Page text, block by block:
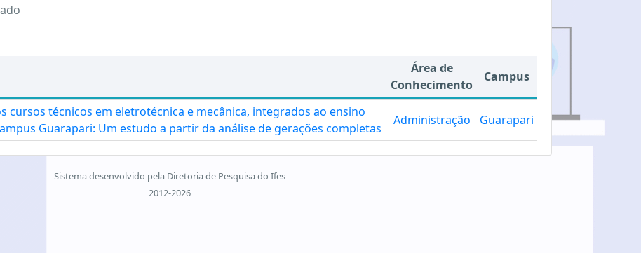
Área de
Conhecimento
Campus
cursos técnicos em eletrotécnica e mecânica, integrados ao ensino
Guarapari: Um estudo a partir da análise de gerações completas
Administração Guarapari
Sistema desenvolvido pela Diretoria de Pesquisa do Ifes
2012-2026